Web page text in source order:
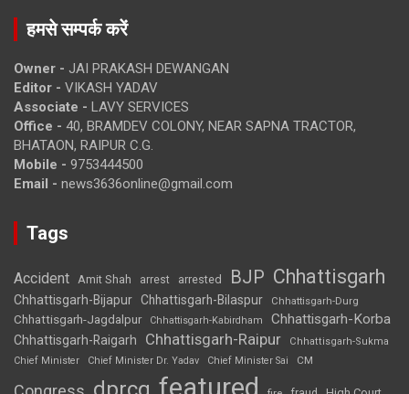
हमसे सम्पर्क करें
Owner - JAI PRAKASH DEWANGAN
Editor - VIKASH YADAV
Associate - LAVY SERVICES
Office - 40, BRAMDEV COLONY, NEAR SAPNA TRACTOR,
BHATAON, RAIPUR C.G.
Mobile - 9753444500
Email - news3636online@gmail.com
Tags
Accident Amit Shah arrest arrested BJP Chhattisgarh
Chhattisgarh-Bijapur Chhattisgarh-Bilaspur Chhattisgarh-Durg
Chhattisgarh-Jagdalpur Chhattisgarh-Kabirdham Chhattisgarh-Korba
Chhattisgarh-Raigarh Chhattisgarh-Raipur
Chhattisgarh-Sukma
Chief Minister
Chief Minister Dr. Yadav Chief Minister Sai CM